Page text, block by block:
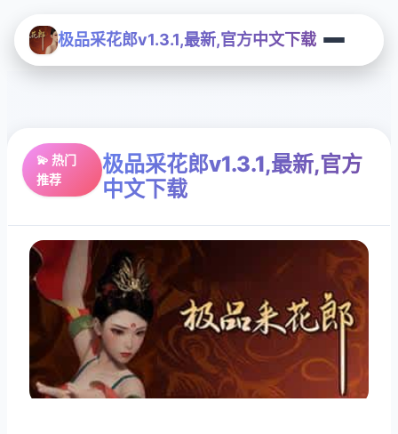
极品采花郎v1.3.1,最新,官方中文下载
💫 热门
推荐
极品采花郎v1.3.1,最新,官方
中文下载